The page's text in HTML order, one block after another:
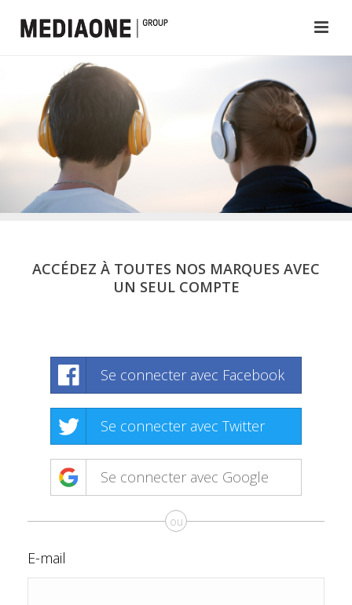
ACCÉDEZ À TOUTES NOS MARQUES AVEC
UN SEUL COMPTE
Se connecter avec Facebook
Se connecter avec Twitter
Se connecter avec Google
ou
E-mail